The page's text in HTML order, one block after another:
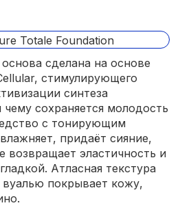
сделана на основе
стимулирующего
синтеза
чему сохраняется молодость
с тонирующим
придаёт сияние,
возвращает эластичность и
Атласная текстура
покрывает кожу,